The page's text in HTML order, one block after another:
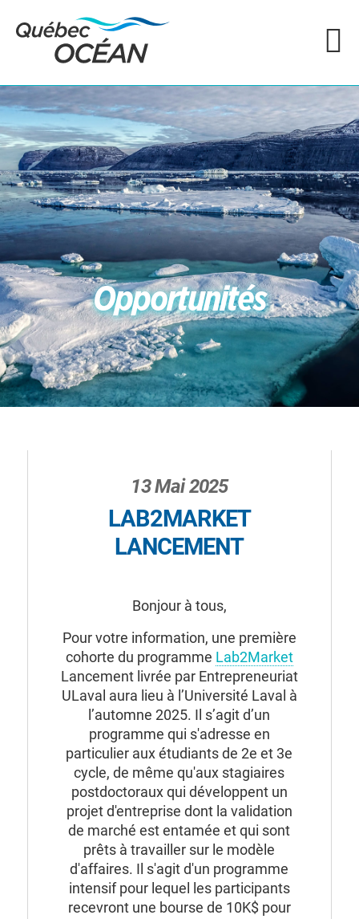
Opportunités
13 Mai 2025
LAB2MARKET
LANCEMENT
Bonjour à tous,
Pour votre information, une première
cohorte du programme Lab2Market
Lancement livrée par Entrepreneuriat
ULaval aura lieu à l’Université Laval à
l’automne 2025. Il s’agit d’un
programme qui s'adresse en
particulier aux étudiants de 2e et 3e
cycle, de même qu'aux stagiaires
postdoctoraux qui développent un
projet d'entreprise dont la validation
de marché est entamée et qui sont
prêts à travailler sur le modèle
d'affaires. Il s'agit d'un programme
intensif pour lequel les participants
recevront une bourse de 10K$ pour